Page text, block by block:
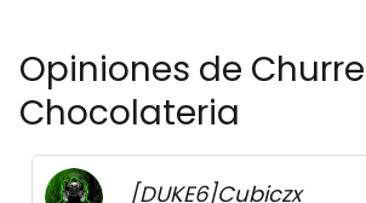
Opiniones de
Chocolateria
[DUKE6]Cubiczx